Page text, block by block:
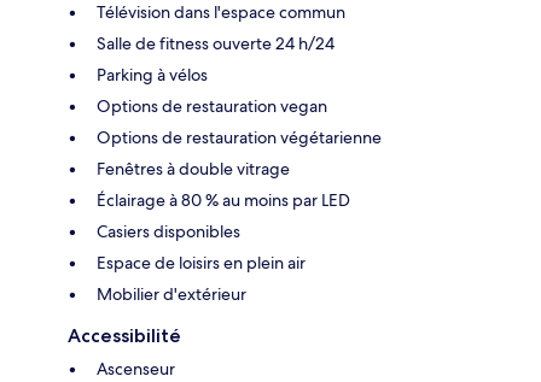
Télévision dans l'espace commun
Salle de fitness ouverte 24 h/24
Parking à vélos
Options de restauration vegan
Options de restauration végétarienne
Fenêtres à double vitrage
Éclairage à 80 % au moins par LED
Casiers disponibles
Espace de loisirs en plein air
Mobilier d'extérieur
Accessibilité
Ascenseur